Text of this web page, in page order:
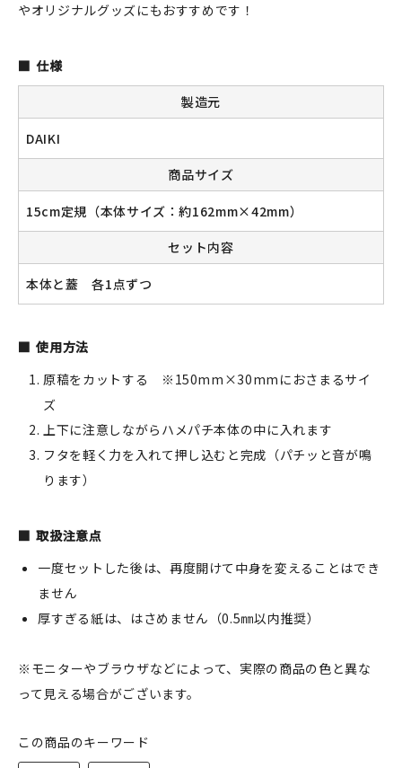
おすすめ特集
読みもの
ギャラリー
おしらせ
新規会員登録
マイアカウント
カートを見る
お買い物ガイド
お問い合わせ
やオリジナルグッズにもおすすめです！
仕様
製造元
DAIKI
商品サイズ
15cm定規（本体サイズ：約162mm×42mm）
セット内容
本体と蓋 各1点ずつ
使用方法
原稿をカットする ※150mm×30mmにおさまるサイ
ズ
上下に注意しながらハメパチ本体の中に入れます
フタを軽く力を入れて押し込むと完成（パチッと音が鳴
ります）
取扱注意点
一度セットした後は、再度開けて中身を変えることはでき
ません
厚すぎる紙は、はさめません（0.5㎜以内推奨）
※モニターやブラウザなどによって、実際の商品の色と異な
って見える場合がございます。
この商品のキーワード